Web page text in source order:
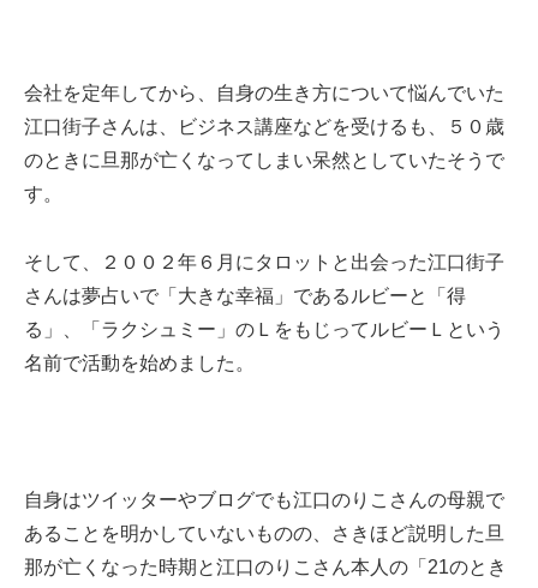
会社を定年してから、自身の生き方について悩んでいた
江口街子さんは、ビジネス講座などを受けるも、５０歳
のときに旦那が亡くなってしまい呆然としていたそうで
す。
そして、２００２年６月にタロットと出会った江口街子
さんは夢占いで「大きな幸福」であるルビーと「得
る」、「ラクシュミー」のＬをもじってルビーＬという
名前で活動を始めました。
自身はツイッターやブログでも江口のりこさんの母親で
あることを明かしていないものの、さきほど説明した旦
那が亡くなった時期と江口のりこさん本人の「21のとき